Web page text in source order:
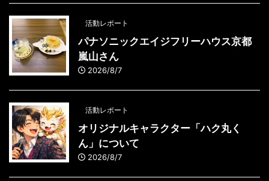
活動レポート
パナソニックエイジフリーハウス京都
嵐山さん
2026/8/7
活動レポート
オリジナルキャラクター「ハク丸く
ん」について
2026/8/7